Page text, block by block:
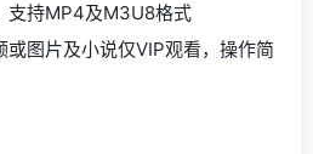
支持MP4及M3U8格式
图片及小说仅VIP观看，操作简